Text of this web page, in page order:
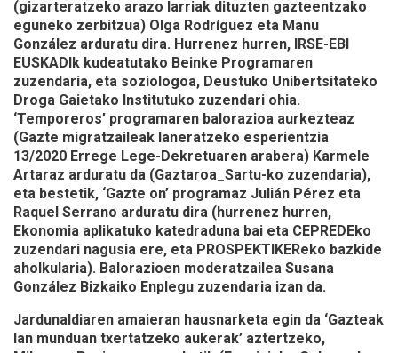
(gizarteratzeko arazo larriak dituzten gazteentzako
eguneko zerbitzua) Olga Rodríguez eta Manu
González arduratu dira. Hurrenez hurren, IRSE-EBI
EUSKADIk kudeatutako Beinke Programaren
zuzendaria, eta soziologoa, Deustuko Unibertsitateko
Droga Gaietako Institutuko zuzendari ohia.
‘Temporeros’ programaren balorazioa aurkezteaz
(Gazte migratzaileak laneratzeko esperientzia
13/2020 Errege Lege-Dekretuaren arabera) Karmele
Artaraz arduratu da (Gaztaroa_Sartu-ko zuzendaria),
eta bestetik, ‘Gazte on’ programaz Julián Pérez eta
Raquel Serrano arduratu dira (hurrenez hurren,
Ekonomia aplikatuko katedraduna bai eta CEPREDEko
zuzendari nagusia ere, eta PROSPEKTIKEReko bazkide
aholkularia). Balorazioen moderatzailea Susana
González Bizkaiko Enplegu zuzendaria izan da.
Jardunaldiaren amaieran hausnarketa egin da ‘Gazteak
lan munduan txertatzeko aukerak’ aztertzeko,